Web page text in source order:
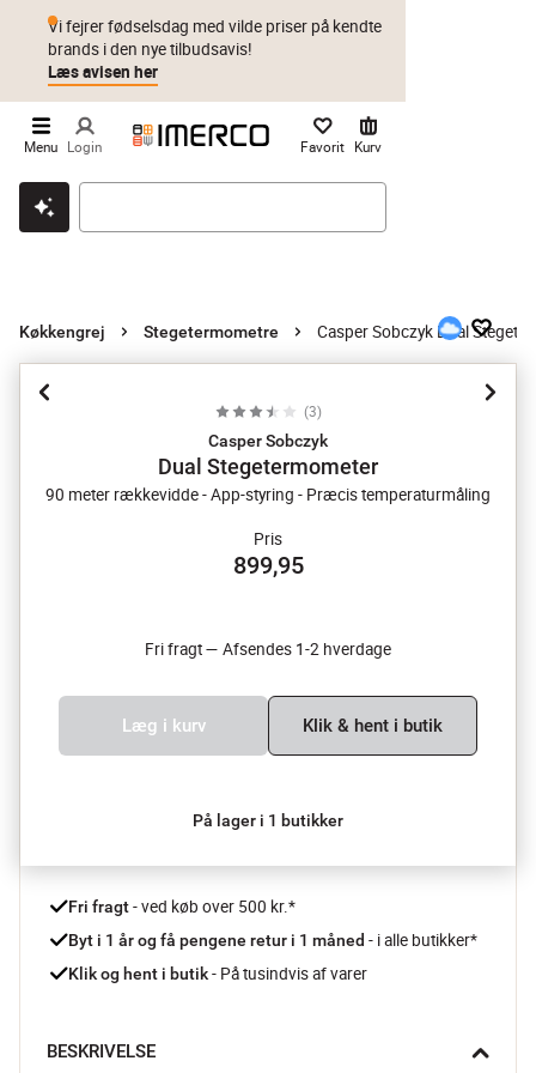
Klik & hent Byt i 1 år Prismatch
Vi fejrer fødselsdag med vilde priser på kendte
brands i den nye tilbudsavis!
Læs avisen her
Menu Login Favorit Kurv
Køkkengrej Stegetermometre Casper Sobczyk Dual
(3)
Casper Sobczyk
Dual Stegetermometer
90 meter rækkevidde - App-styring - Præcis temperaturmåling
Pris
899,95
Fri fragt — Afsendes 1-2 hverdage
Læg i kurv Klik & hent i butik
På lager i 1 butikker
Fri fragt - ved køb over 500 kr.*
Byt i 1 år og få pengene retur i 1 måned - i alle butikker*
Klik og hent i butik - På tusindvis af varer
BESKRIVELSE